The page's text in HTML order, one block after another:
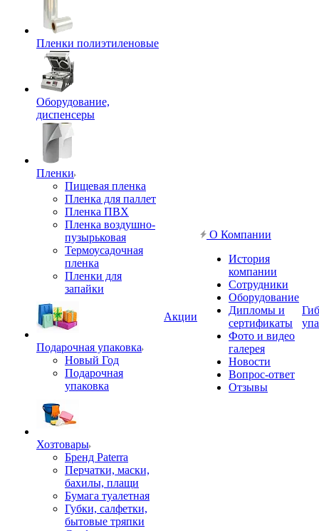
Пленки полиэтиленовые
Оборудование,
диспенсеры
Пленки
Пищевая пленка
Пленка для паллет
Пленка ПВХ
Пленка воздушно-
пузырьковая
Термоусадочная
пленка
Пленки для
запайки
Подарочная упаковка
Новый Год
Подарочная
упаковка
Хозтовары
Бренд Paterra
Перчатки, маски,
бахилы, плащи
Бумага туалетная
Губки, салфетки,
бытовые тряпки
Акции
О Компании
История
компании
Сотрудники
Оборудование
Дипломы и
сертификаты
Фото и видео
галерея
Новости
Вопрос-ответ
Отзывы